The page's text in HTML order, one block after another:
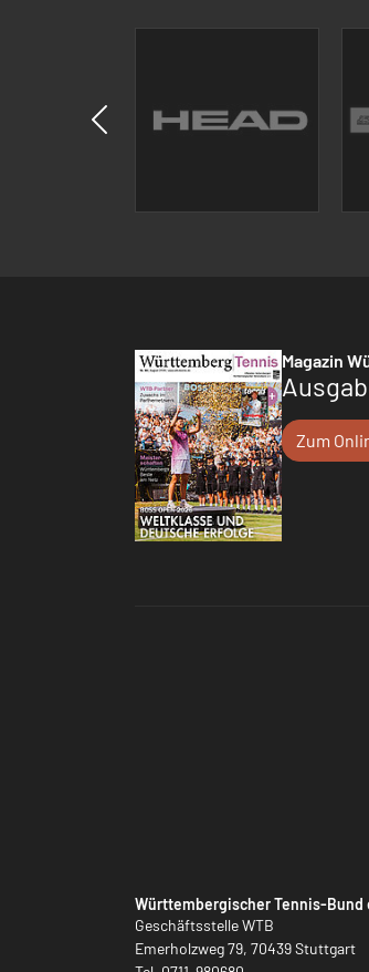
Magazin
Zum
Württembergischer Tennis-Bund
Geschäftsstelle WTB
Emerholzweg 79, 70439 Stuttgart